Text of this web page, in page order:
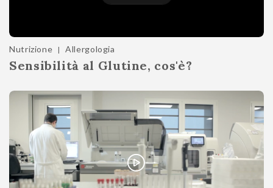
Nutrizione | Allergologia
Sensibilità al Glutine, cos'è?